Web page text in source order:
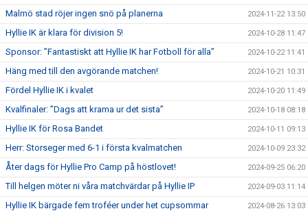
Malmö stad röjer ingen snö på planerna 2024-11-22 13:50
Hyllie IK är klara för division 5! 2024-10-28 11:47
Sponsor: ”Fantastiskt att Hyllie IK har Fotboll för alla” 2024-10-22 11:41
Häng med till den avgörande matchen! 2024-10-21 10:31
Fördel Hyllie IK i kvalet 2024-10-20 11:49
Kvalfinaler: ”Dags att krama ur det sista” 2024-10-18 08:18
Hyllie IK för Rosa Bandet 2024-10-11 09:13
Herr: Storseger med 6-1 i första kvalmatchen 2024-10-09 23:32
Åter dags för Hyllie Pro Camp på höstlovet! 2024-09-25 06:20
Till helgen möter ni våra matchvärdar på Hyllie IP 2024-09-03 11:14
Hyllie IK bärgade fem troféer under het cupsommar 2024-08-26 13:03